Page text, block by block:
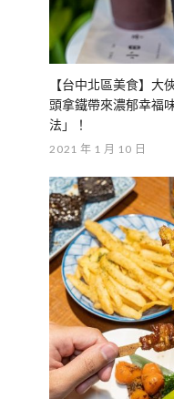
【台中北區美食】
頭拿鐵帶來濃郁幸福
法」！
2021 年 1 月 10 日